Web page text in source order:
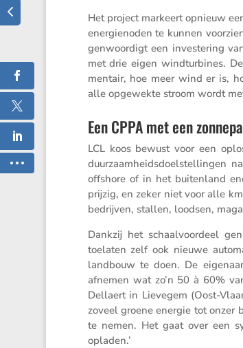
Het project markeert opnieuw
energie­noden te kunnen
gen­woor­digt een inves­te­ring
met drie eigen windtur­bines.
men­tair, hoe meer wind er is,
alle opgewekte stroom wordt
Een CPPA met een
LCL koos bewust voor een
duurzaam­heids­doel­stel­lingen
offshore of in het buiten­land
prijzig, en zeker niet voor alle
bedrijven, stallen, loodsen,
Dankzij het schaal­voor­deel
toelaten zelf ook nieuwe
landbouw te doen. De
afnemen wat zo’n 50 à 60%
Dellaert in Lievegem (Oost-
zoveel groene energie tot onzer
te nemen. Het gaat over een
opladen.’